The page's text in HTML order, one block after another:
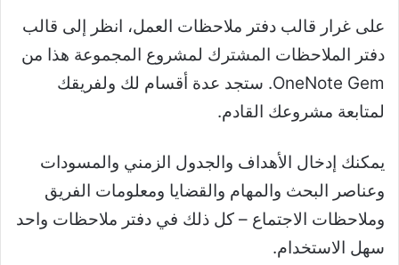
على غرار قالب دفتر ملاحظات العمل، انظر إلى قالب
دفتر الملاحظات المشترك لمشروع المجموعة هذا من
OneNote Gem. ستجد عدة أقسام لك ولفريقك
لمتابعة مشروعك القادم.
يمكنك إدخال الأهداف والجدول الزمني والمسودات
وعناصر البحث والمهام والقضايا ومعلومات الفريق
وملاحظات الاجتماع – كل ذلك في دفتر ملاحظات واحد
سهل الاستخدام.